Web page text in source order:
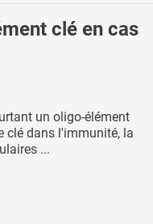
clé en cas
un oligo-élément
clé dans l'immunité, la
...